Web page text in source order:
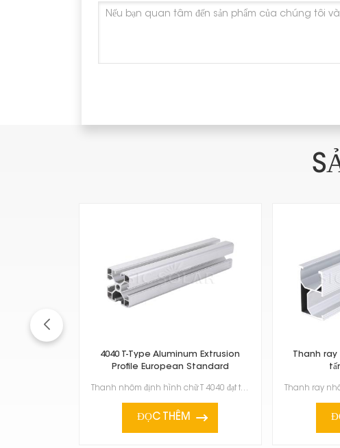
4040 T-Type Aluminum Extrusion
Profile European Standard
Thanh nhôm định hình chữ T 4040 đạt tiêu chuẩn châu Âu, là một vật liệu rất đa năng và chắc chắn. Bạ...
ĐỌC THÊM
Thanh